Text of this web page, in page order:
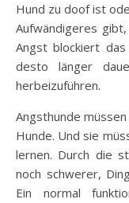
Hund zu doof ist
Aufwändigeres gibt,
Angst blockiert
desto länger
herbeizuführen.
Angsthunde
Hunde. Und sie
lernen. Durch die
noch schwerer,
Ein normal